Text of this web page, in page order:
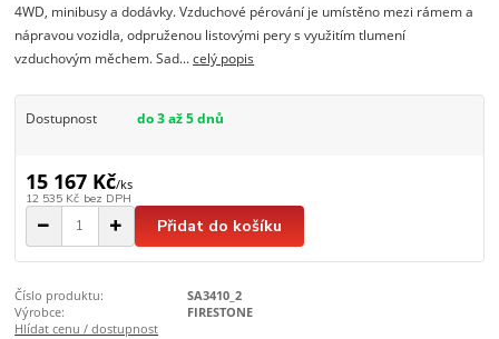
4WD, minibusy a dodávky. Vzduchové pérování je umístěno mezi rámem a
nápravou vozidla, odpruženou listovými pery s využitím tlumení
vzduchovým měchem. Sad...celý popis
Dostupnost do 3 až 5 dnů
15 167 Kč/ks
12 535 Kč bez DPH
Přidat do košíku
Číslo produktu:
SA3410_2
Výrobce:
FIRESTONE
Hlídat cenu / dostupnost